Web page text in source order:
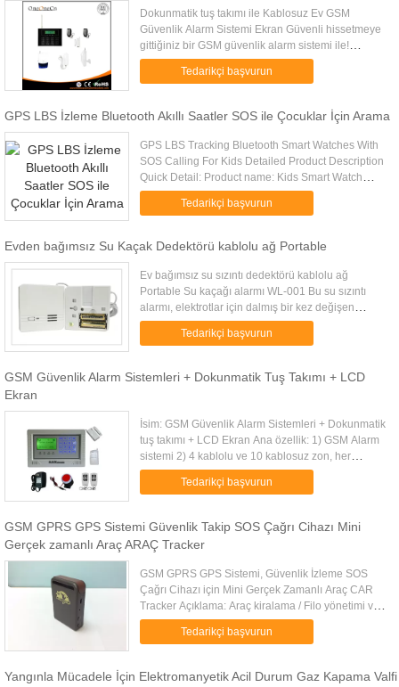
Dokunmatik tuş takımı ile Kablosuz Ev GSM
Güvenlik Alarm Sistemi Ekran Güvenli hissetmeye
gittiğiniz bir GSM güvenlik alarm sistemi ile!
Açıklama: 1. Tuş takımına dokunun LCD, tarihe,
haftanın gününe, zamana ve ...
Tedarikçi başvurun
GPS LBS İzleme Bluetooth Akıllı Saatler SOS ile Çocuklar İçin Arama
GPS LBS Tracking Bluetooth Smart Watches With
SOS Calling For Kids Detailed Product Description
Quick Detail: Product name: Kids Smart Watch
GPS Tracking Watch With SOS Kids Smartwatch
Main Material: ABS case, ...
Tedarikçi başvurun
Evden bağımsız Su Kaçak Dedektörü kablolu ağ Portable
Ev bağımsız su sızıntı dedektörü kablolu ağ
Portable Su kaçağı alarmı WL-001 Bu su sızıntı
alarmı, elektrotlar için dalmış bir kez değişen
direnç prensibi geçerlidirsu sızıntıları veya
sızıntıları ve su, para ...
Tedarikçi başvurun
GSM Güvenlik Alarm Sistemleri + Dokunmatik Tuş Takımı + LCD
Ekran
İsim: GSM Güvenlik Alarm Sistemleri + Dokunmatik
tuş takımı + LCD Ekran Ana özellik: 1) GSM Alarm
sistemi 2) 4 kablolu ve 10 kablosuz zon, her
kablosuz bölge 10 ünite sensörlerini eşleştirebilir
(maksimum eşle...
Tedarikçi başvurun
GSM GPRS GPS Sistemi Güvenlik Takip SOS Çağrı Cihazı Mini
Gerçek zamanlı Araç ARAÇ Tracker
GSM GPRS GPS Sistemi, Güvenlik İzleme SOS
Çağrı Cihazı için Mini Gerçek Zamanlı Araç CAR
Tracker Açıklama: Araç kiralama / Filo yönetimi vb
.; Güçlü mıknatıs + su geçirmez, gizlice izlemek için
arabanın gizli ...Tedarikçi başvurun
Yangınla Mücadele İçin Elektromanyetik Acil Durum Gaz Kapama Valfi